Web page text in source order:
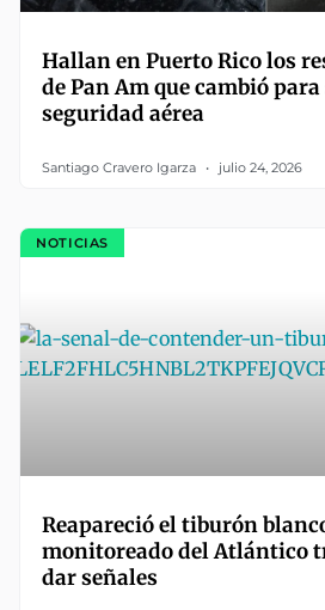
Hallan en Puerto Rico los
de Pan Am que cambió
seguridad aérea
Santiago Cravero Igarza julio 24, 2026
NOTICIAS
Reapareció el tiburón
monitoreado del Atlántico
dar señales